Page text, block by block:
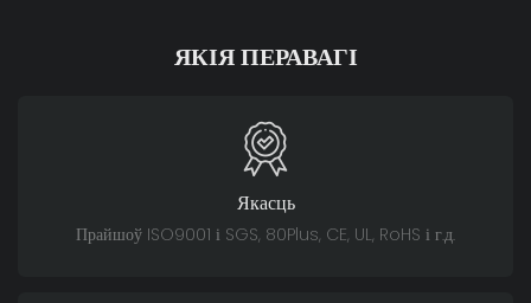
ЯКІЯ ПЕРАВАГІ
Якасць
Прайшоў ISO9001 і SGS, 80Plus, CE, UL, RoHS і г.д.